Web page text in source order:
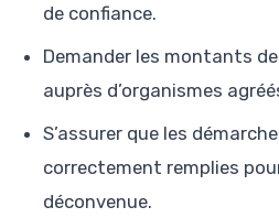
de confiance.
Demander les montants
auprès d’organismes
S’assurer que les
correctement remplies
déconvenue.